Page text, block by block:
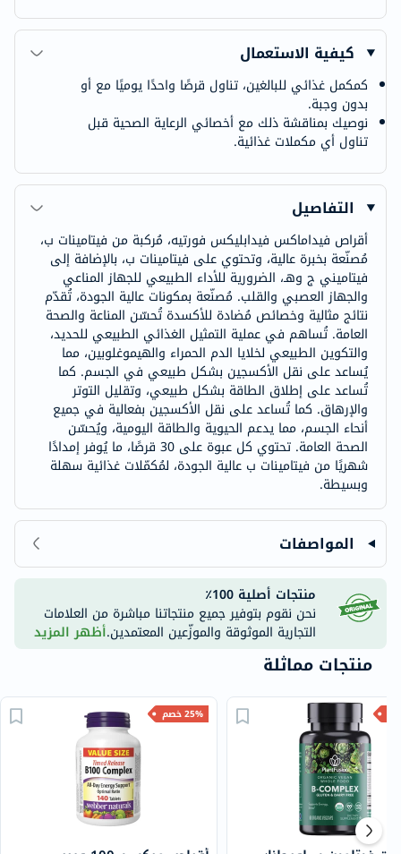
كيفية الاستعمال
كمكمل غذائي للبالغين، تناول قرصًا واحدًا يوميًا مع أو
بدون وجبة.
نوصيك بمناقشة ذلك مع أخصائي الرعاية الصحية قبل
تناول أي مكملات غذائية.
التفاصيل
أقراص فيداماكس فيدابليكس فورتيه، مُركبة من فيتامينات ب،
مُصنّعة بخبرة عالية، وتحتوي على فيتامينات ب، بالإضافة إلى
فيتاميني ج وهـ، الضرورية للأداء الطبيعي للجهاز المناعي
والجهاز العصبي والقلب. مُصنّعة بمكونات عالية الجودة، تُقدّم
نتائج مثالية وخصائص مُضادة للأكسدة تُحسّن المناعة والصحة
العامة. تُساهم في عملية التمثيل الغذائي الطبيعي للحديد،
والتكوين الطبيعي لخلايا الدم الحمراء والهيموغلوبين، مما
يُساعد على نقل الأكسجين بشكل طبيعي في الجسم. كما
تُساعد على إطلاق الطاقة بشكل طبيعي، وتقليل التوتر
والإرهاق. كما تُساعد على نقل الأكسجين بفعالية في جميع
أنحاء الجسم، مما يدعم الحيوية والطاقة اليومية، ويُحسّن
الصحة العامة. تحتوي كل عبوة على 30 قرصًا، ما يُوفر إمدادًا
شهريًا من فيتامينات ب عالية الجودة، لمُكمّلات غذائية سهلة
وبسيطة.
المواصفات
منتجات أصلية 100٪
نحن نقوم بتوفير جميع منتجاتنا مباشرة من العلامات
التجارية الموثوقة والموزّعين المعتمدين.أظهر المزيد
منتجات مماثلة
25% خصم